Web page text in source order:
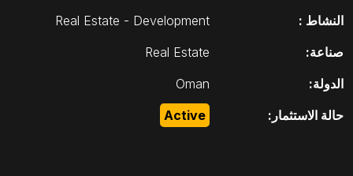
النشاط :
Real Estate - Development
صناعة:
Real Estate
الدولة:
Oman
حالة الاستثمار:
Active